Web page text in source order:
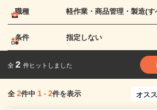
職種 軽作業・商品管理・製造(す
条件 指定しない
全 2 件ヒットしました
全 2件中 1 - 2件を表示